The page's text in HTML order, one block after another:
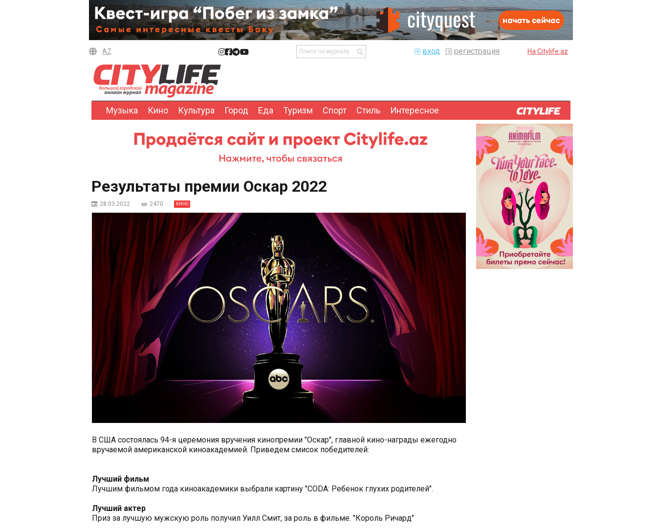
AZ регистрация
вход На Citylife.az
Музыка Кино Культура Город Еда Туризм Спорт Стиль Интересное
Результаты премии Оскар 2022
28.03.2022 2470 КИНО
В США состоялась 94-я церемония вручения кинопремии "Оскар", главной кино-награды ежегодно
вручаемой американской киноакадемией. Приведем смисок победителей:
Лучший фильм
Лучшим фильмом года киноакадемики выбрали картину "CODA: Ребенок глухих родителей".
Лучший актер
Приз за лучшую мужскую роль получил Уилл Смит, за роль в фильме. "Король Ричард"